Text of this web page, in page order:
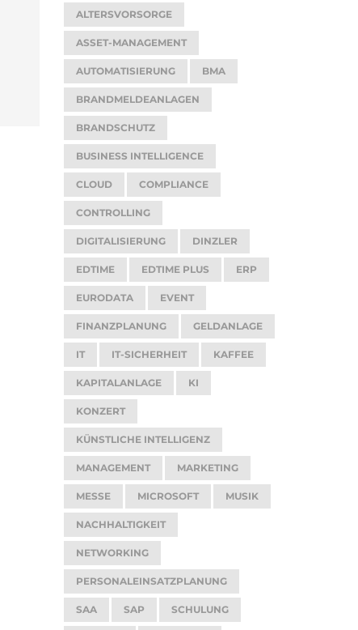
ALTERSVORSORGE
ASSET-MANAGEMENT
AUTOMATISIERUNG BMA
BRANDMELDEANLAGEN
BRANDSCHUTZ
BUSINESS INTELLIGENCE
CLOUD COMPLIANCE
CONTROLLING
DIGITALISIERUNG DINZLER
EDTIME EDTIME PLUS ERP
EURODATA EVENT
FINANZPLANUNG GELDANLAGE
IT IT-SICHERHEIT KAFFEE
KAPITALANLAGE KI
KONZERT
KÜNSTLICHE INTELLIGENZ
MANAGEMENT MARKETING
MESSE MICROSOFT MUSIK
NACHHALTIGKEIT
NETWORKING
PERSONALEINSATZPLANUNG
SAA SAP SCHULUNG